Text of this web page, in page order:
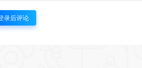
录后评论